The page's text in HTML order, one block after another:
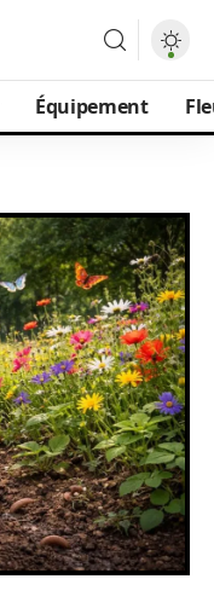
Équipement